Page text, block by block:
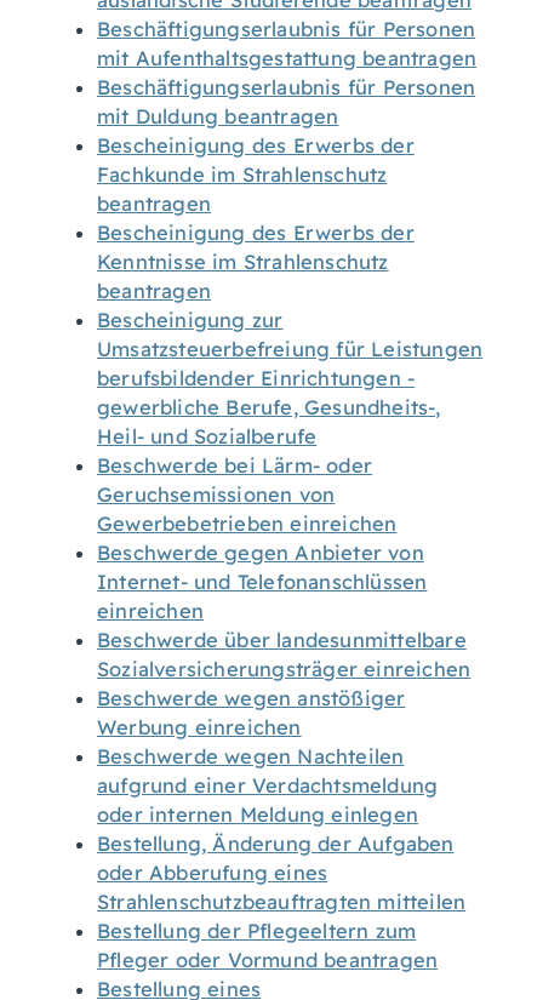
Beschäftigungserlaubnis für Personen
mit Aufenthaltsgestattung beantragen
Beschäftigungserlaubnis für Personen
mit Duldung beantragen
Bescheinigung des Erwerbs der
Fachkunde im Strahlenschutz
beantragen
Bescheinigung des Erwerbs der
Kenntnisse im Strahlenschutz
beantragen
Bescheinigung zur
Umsatzsteuerbefreiung für Leistungen
berufsbildender Einrichtungen -
gewerbliche Berufe, Gesundheits-,
Heil- und Sozialberufe
Beschwerde bei Lärm- oder
Geruchsemissionen von
Gewerbebetrieben einreichen
Beschwerde gegen Anbieter von
Internet- und Telefonanschlüssen
einreichen
Beschwerde über landesunmittelbare
Sozialversicherungsträger einreichen
Beschwerde wegen anstößiger
Werbung einreichen
Beschwerde wegen Nachteilen
aufgrund einer Verdachtsmeldung
oder internen Meldung einlegen
Bestellung, Änderung der Aufgaben
oder Abberufung eines
Strahlenschutzbeauftragten mitteilen
Bestellung der Pflegeeltern zum
Pfleger oder Vormund beantragen
Bestellung eines